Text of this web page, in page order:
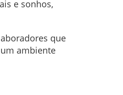
e sonhos,
que
ambiente